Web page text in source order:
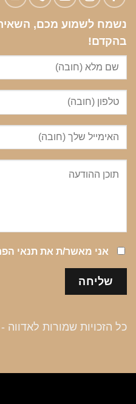
נשמח לשמוע מכם,
בהקדם!
אני מאשר/ת את תנאי
כל הזכויות שמורות לאדווה -